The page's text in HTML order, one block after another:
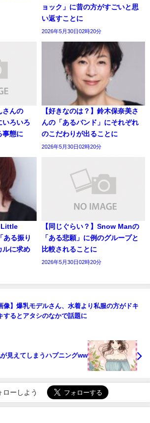
ョック」に昔の方がすごいと思
い返すことに
2026年5月30日02時20分
さんの
いろいろ
事態に
【好きなのは？】鈴木保奈美さ
んの「あるバンド」にそれぞれ
のこだわりが出ることに
2026年5月30日02時20分
Little
ある振り
ルに求め
【同じぐらい？】Snow Manの
「ある悲願」に例のグループと
比較されることに
2026年5月30日02時20分
像】爆乳モデルさん、水着より私服の方がドキ
するとアタシのなかで話題に
見えてしまうハプニングww
ローしよう